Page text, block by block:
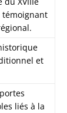
témoignant
et
liés à la